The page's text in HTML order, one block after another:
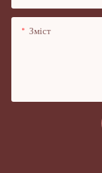
Зміст